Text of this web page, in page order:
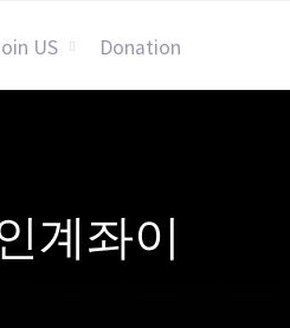
US Donation
계좌이